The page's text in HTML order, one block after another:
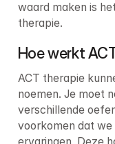
waard maken is
therapie.
Hoe werkt
ACT therapie
noemen. Je moet
verschillende
voorkomen dat